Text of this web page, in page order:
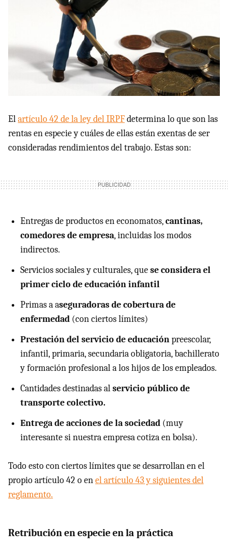
Elartículo 42 de la ley del IRPFdetermina lo que son las
rentas en especie y cuáles de ellas están exentas de ser
consideradas rendimientos del trabajo. Estas son:
Entregas de productos en economatos,cantinas,
comedores de empresa, incluidas los modos
indirectos.
Servicios sociales y culturales, quese considera el
primer ciclo de educación infantil
Primas a aseguradoras de cobertura de
enfermedad (con ciertos límites)
Prestación del servicio de educaciónpreescolar,
infantil, primaria, secundaria obligatoria, bachillerato
y formación profesional a los hijos de los empleados.
Cantidades destinadas alservicio público de
transporte colectivo.
Entrega de acciones de la sociedad (muy
interesante si nuestra empresa cotiza en bolsa).
Todo esto con ciertos límites que se desarrollan en el
propio artículo 42 o enel artículo 43 y siguientes del
reglamento.
Retribución en especie en la práctica